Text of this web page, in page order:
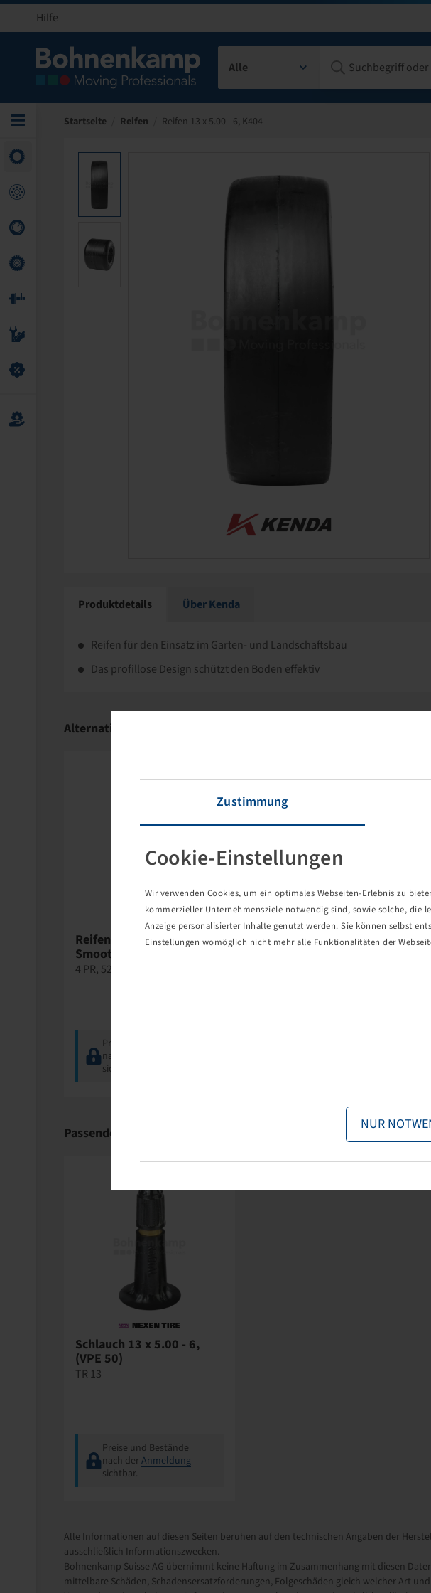
Zustimmung
Cookie-Einstellungen
Wir verwenden Cookies, um ein optimales Webseiten-Erlebnis zu
kommerzieller Unternehmensziele notwendig sind, sowie solche,
Anzeige personalisierter Inhalte genutzt werden. Sie können selbst
Einstellungen womöglich nicht mehr alle Funktionalitäten der
NUR
Hilfe
Alle
Startseite Reifen Reifen 13 x 5.00 - 6, K404
Produktdetails Über Kenda
Reifen für den Einsatz im Garten- und Landschaftsbau
Das profillose Design schützt den Boden effektiv
Bohnenkamp vertreibt aus dem Kenda-Sortiment Reifen für PKW-
für Powersport, Forst und Freizeit, Industriereifen für Stapler,
Alternativartikel
Reifen 13 x 5.00 - 6,
Smooth
4 PR, 52 A4, TL, Schwarz
Preise und Bestände
nach der
sichtbar.
Passende Produkte
Schlauch 13 x 5.00 - 6,
(VPE 50)
TR 13
Preise und Bestände
nach derAnmeldung
sichtbar.
Alle Informationen auf diesen Seiten beruhen auf den technischen Angaben der
ausschließlich Informationszwecken.
Bohnenkamp Suisse AG übernimmt keine Haftung im Zusammenhang mit diesen
mittelbare Schäden, Schadensersatzforderungen, Folgeschäden gleich welcher Art